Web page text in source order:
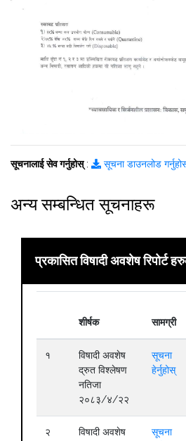
सूचनालाई सेव गर्नुहोस्: सूचना डाउनलोड
अन्य सम्बन्धित सूचनाहरू
प्रकासित विषादी अवशेष रिपोर्ट
शीर्षक सामग्री
१
विषादी अवशेष
द्रुत विश्लेषण
नतिजा
२०८३/४/२२
सूचना
हेर्नुहोस्
२
विषादी अवशेष
सूचना